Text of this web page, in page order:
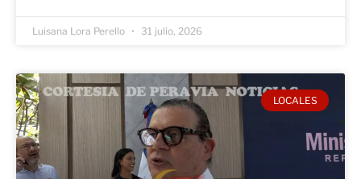
Luisana Lora Perello 31 julio, 2026
LOCALES